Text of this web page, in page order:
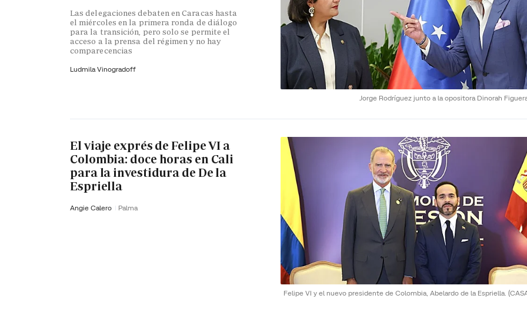
Jorge Rodríguez junto a la opositora Dinorah
Las delegaciones debaten en Caracas hasta
el miércoles en la primera ronda de diálogo
para la transición, pero solo se permite el
acceso a la prensa del régimen y no hay
comparecencias
Ludmila Vinogradoff
Felipe VI y el nuevo presidente de Colombia, Abelardo de la Espriella.
El viaje exprés de Felipe VI a
Colombia: doce horas en Cali
para la investidura de De la
Espriella
Angie Calero Palma